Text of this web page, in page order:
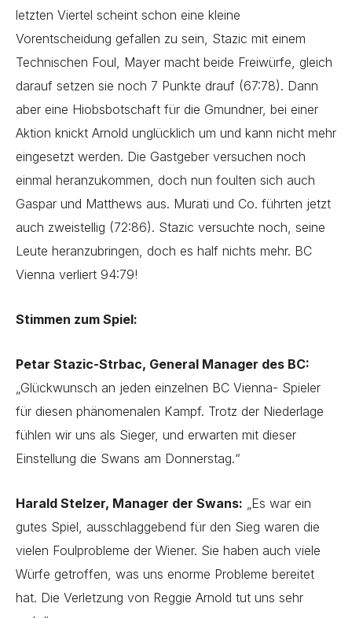
letzten Viertel scheint schon eine kleine
Vorentscheidung gefallen zu sein, Stazic mit einem
Technischen Foul, Mayer macht beide Freiwürfe, gleich
darauf setzen sie noch 7 Punkte drauf (67:78). Dann
aber eine Hiobsbotschaft für die Gmundner, bei einer
Aktion knickt Arnold unglücklich um und kann nicht mehr
eingesetzt werden. Die Gastgeber versuchen noch
einmal heranzukommen, doch nun foulten sich auch
Gaspar und Matthews aus. Murati und Co. führten jetzt
auch zweistellig (72:86). Stazic versuchte noch, seine
Leute heranzubringen, doch es half nichts mehr. BC
Vienna verliert 94:79!
Stimmen zum Spiel:
Petar Stazic-Strbac, General Manager des BC:
„Glückwunsch an jeden einzelnen BC Vienna- Spieler
für diesen phänomenalen Kampf. Trotz der Niederlage
fühlen wir uns als Sieger, und erwarten mit dieser
Einstellung die Swans am Donnerstag.“
Harald Stelzer, Manager der Swans: „Es war ein
gutes Spiel, ausschlaggebend für den Sieg waren die
vielen Foulprobleme der Wiener. Sie haben auch viele
Würfe getroffen, was uns enorme Probleme bereitet
hat. Die Verletzung von Reggie Arnold tut uns sehr